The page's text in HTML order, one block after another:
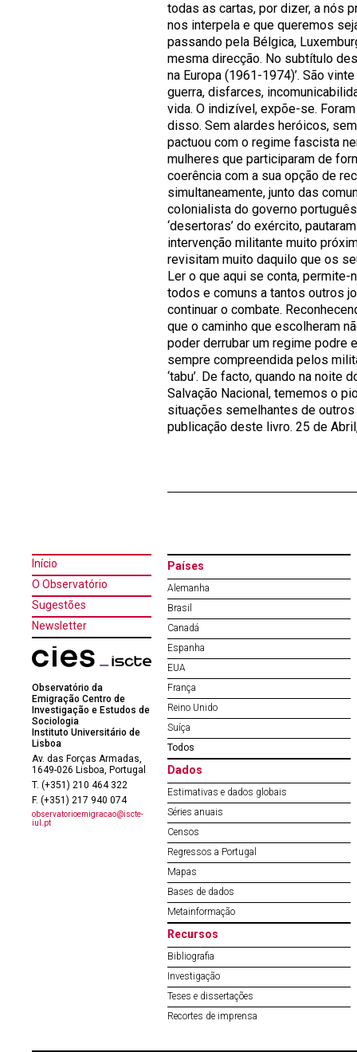
todas as cartas, por dizer, a nós
nos interpela e que queremos
passando pela Bélgica,
mesma direcção. No subtítulo
na Europa (1961-1974)’. São
guerra, disfarces,
vida. O indizível, expõe-se.
disso. Sem alardes heróicos,
pactuou com o regime fascista
mulheres que participaram de
coerência com a sua opção de
simultaneamente, junto das
colonialista do governo
‘desertoras’ do exército,
intervenção militante muito
revisitam muito daquilo que os
Ler o que aqui se conta,
todos e comuns a tantos outros
continuar o combate.
que o caminho que escolheram
poder derrubar um regime podre
sempre compreendida pelos
‘tabu’. De facto, quando na
Salvação Nacional, tememos o
situações semelhantes de
publicação deste livro. 25 de
Início
O Observatório
Sugestões
Newsletter
Observatório da
Emigração Centro de
Investigação e Estudos de
Sociologia
Instituto Universitário de
Lisboa
Av. das Forças Armadas,
1649-026 Lisboa, Portugal
T. (+351) 210 464 322
F. (+351) 217 940 074
observatorioemigracao@iscte-
iul.pt
Países
Alemanha
Brasil
Canadá
Espanha
EUA
França
Reino Unido
Suíça
Todos
Dados
Estimativas e dados globais
Séries anuais
Censos
Regressos a Portugal
Mapas
Bases de dados
Metainformação
Recursos
Bibliografia
Investigação
Teses e dissertações
Recortes de imprensa